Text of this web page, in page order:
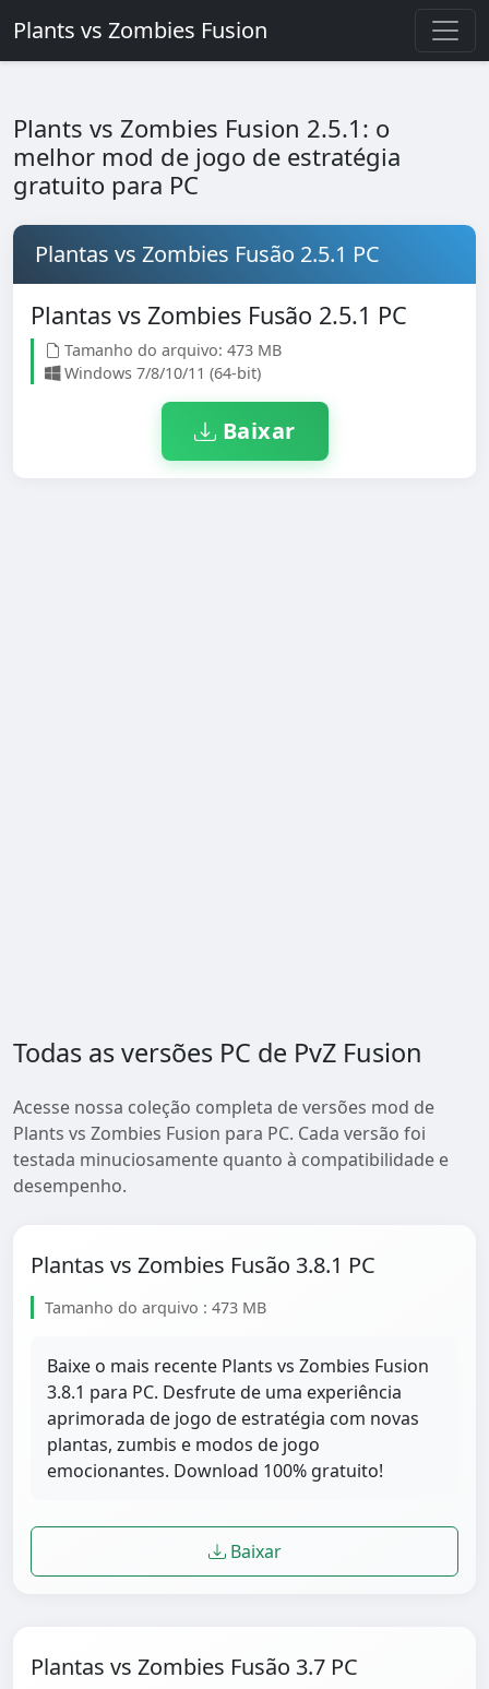
Plants vs Zombies Fusion
Plants vs Zombies Fusion 2.5.1: o
melhor mod de jogo de estratégia
gratuito para PC
Plantas vs Zombies Fusão 2.5.1 PC
Plantas vs Zombies Fusão 2.5.1 PC
Tamanho do arquivo: 473 MB
Windows 7/8/10/11 (64-bit)
Baixar
Todas as versões PC de PvZ Fusion
Acesse nossa coleção completa de versões mod de
Plants vs Zombies Fusion para PC. Cada versão foi
testada minuciosamente quanto à compatibilidade e
desempenho.
Plantas vs Zombies Fusão 3.8.1 PC
Tamanho do arquivo : 473 MB
Baixe o mais recente Plants vs Zombies Fusion
3.8.1 para PC. Desfrute de uma experiência
aprimorada de jogo de estratégia com novas
plantas, zumbis e modos de jogo
emocionantes. Download 100% gratuito!
Baixar
Plantas vs Zombies Fusão 3.7 PC